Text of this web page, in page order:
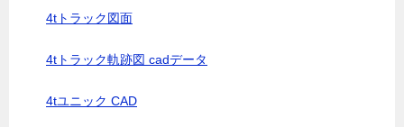
4tトラック図面
4tトラック軌跡図 cadデータ
4tユニック CAD